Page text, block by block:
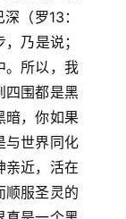
（罗13：
乃是说；
。所以，我
四围都是黑
暗，你如果
与世界同化
亲近，活在
顺服圣灵的